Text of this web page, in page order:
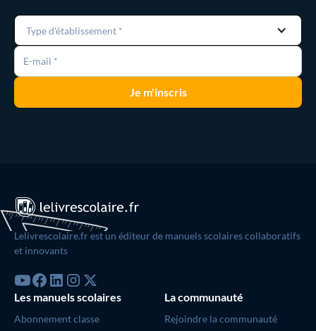
Type d'établissement *
Lelivrescolaire.fr est un éditeur de manuels scolaires collaboratifs
et innovants
Les manuels scolaires
Abonnement classe
La communauté
Rejoindre la communauté